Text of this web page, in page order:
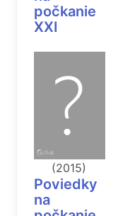
počkanie
XXI
(2015)
Poviedky
na